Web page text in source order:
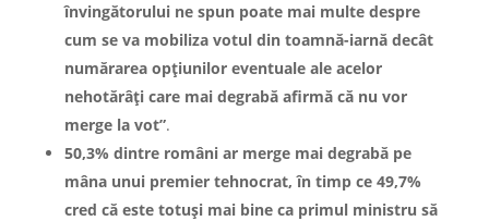
învingătorului ne spun poate mai multe despre
cum se va mobiliza votul din toamnă-iarnă decât
numărarea opţiunilor eventuale ale acelor
nehotărâţi care mai degrabă afirmă că nu vor
merge la vot”.
50,3% dintre români ar merge mai degrabă pe
mâna unui premier tehnocrat, în timp ce 49,7%
cred că este totuşi mai bine ca primul ministru să